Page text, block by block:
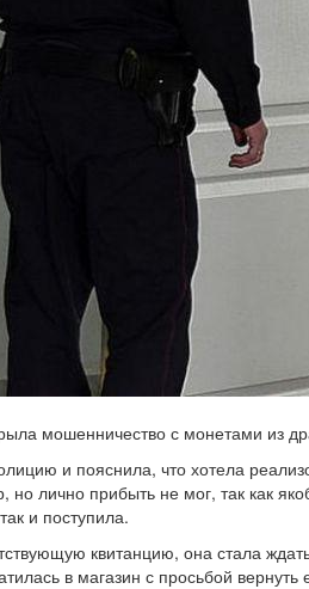
мошенничество с монетами из
и пояснила, что хотела
но лично прибыть не мог, так как
и поступила.
квитанцию, она стала
в магазин с просьбой